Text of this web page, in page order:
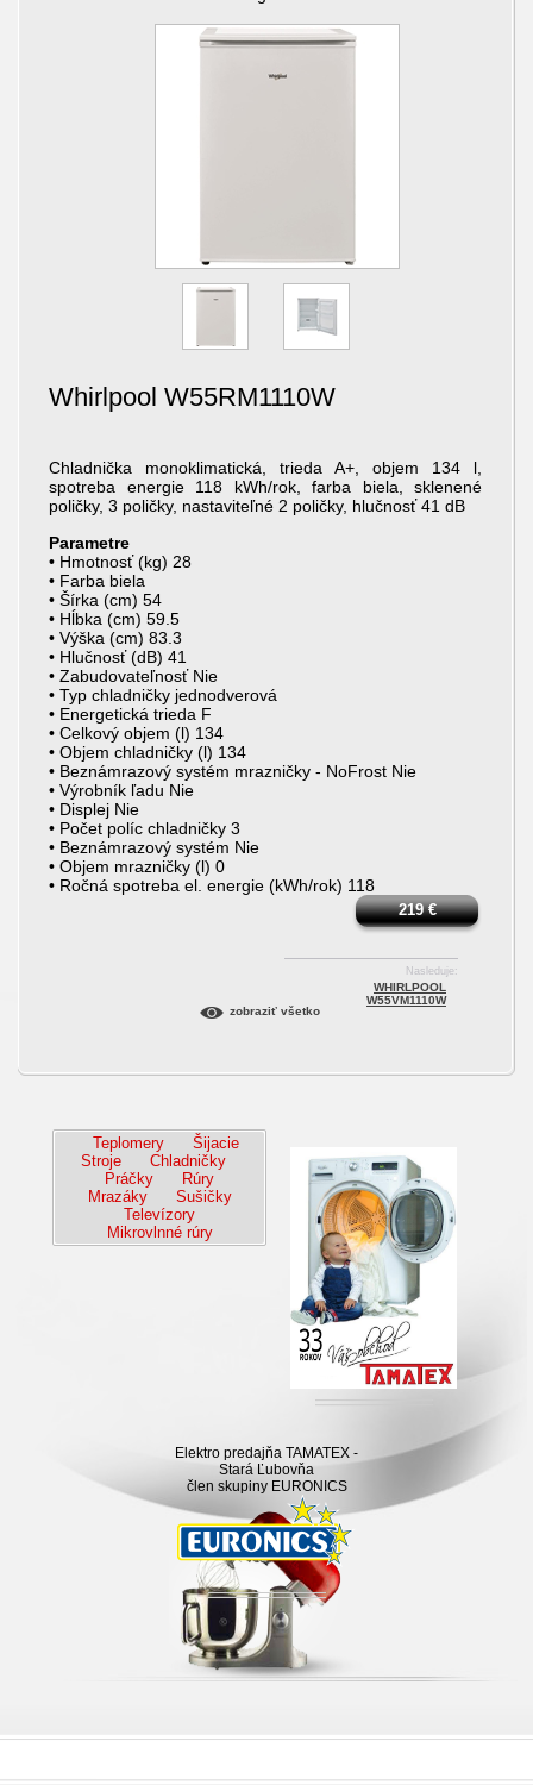
Whirlpool W55RM1110W
Chladnička monoklimatická, trieda A+, objem 134 l,
spotreba energie 118 kWh/rok, farba biela, sklenené
poličky, 3 poličky, nastaviteľné 2 poličky, hlučnosť 41 dB
Parametre
• Hmotnosť (kg) 28
• Farba biela
• Šírka (cm) 54
• Hĺbka (cm) 59.5
• Výška (cm) 83.3
• Hlučnosť (dB) 41
• Zabudovateľnosť Nie
• Typ chladničky jednodverová
• Energetická trieda F
• Celkový objem (l) 134
• Objem chladničky (l) 134
• Beznámrazový systém mrazničky - NoFrost Nie
• Výrobník ľadu Nie
• Displej Nie
• Počet políc chladničky 3
• Beznámrazový systém Nie
• Objem mrazničky (l) 0
• Ročná spotreba el. energie (kWh/rok) 118
219€
Nasleduje:
WHIRLPOOL
W55VM1110W
zobraziť všetko
Teplomery
Šijacie
Stroje
Chladničky
Práčky
Rúry
Mrazáky
Sušičky
Televízory
Mikrovlnné rúry
Elektro predajňa TAMATEX -
Stará Ľubovňa
člen skupiny EURONICS